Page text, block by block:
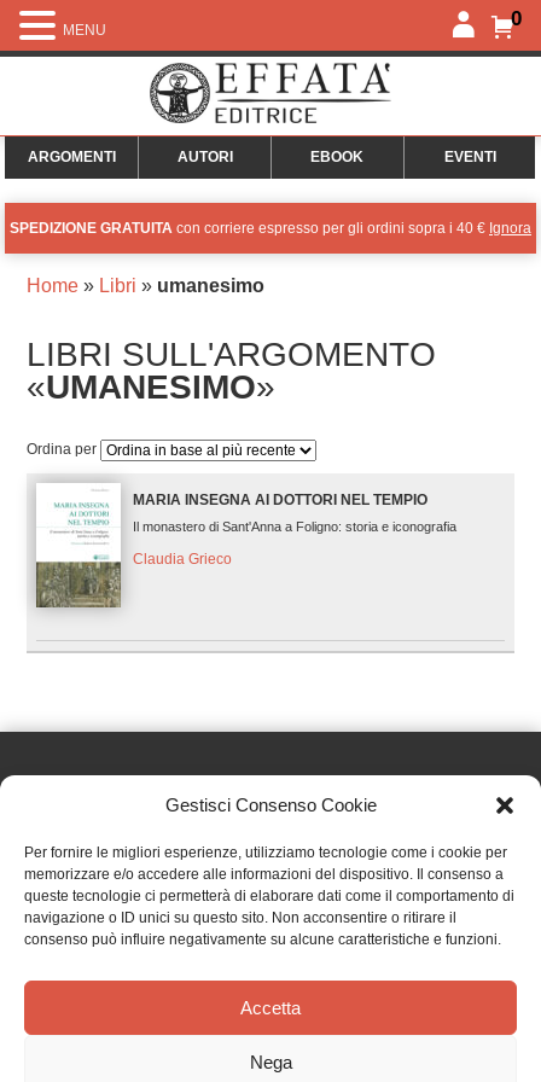
Gestisci Consenso Cookie
Per fornire le migliori esperienze, utilizziamo tecnologie come i cookie per
memorizzare e/o accedere alle informazioni del dispositivo. Il consenso a
queste tecnologie ci permetterà di elaborare dati come il comportamento di
navigazione o ID unici su questo sito. Non acconsentire o ritirare il
consenso può influire negativamente su alcune caratteristiche e funzioni.
Accetta
Nega
0
ARGOMENTI AUTORI EBOOK EVENTI
SPEDIZIONE GRATUITA con corriere espresso per gli ordini sopra i 40 € Ignora
Home» Libri » umanesimo
LIBRI SULL'ARGOMENTO
«UMANESIMO»
Ordina per
MARIA INSEGNA AI DOTTORI NEL TEMPIO
Il monastero di Sant'Anna a Foligno: storia e iconografia
Claudia Grieco
Effatà Editrice di Pellegrino Paolo SAS
C.F. e P.IVA 09655250018
Via Tre Denti, 1 - 10060 Cantalupa (TO)
Telefono: (+39) 0121 353452 - Fax: (+39) 0121 353839
TERMINI E CONDIZIONI
MENU